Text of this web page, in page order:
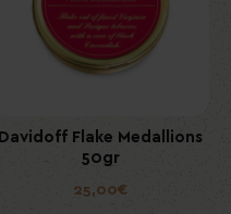
Davidoff Flake Medallions
50gr
25,00€